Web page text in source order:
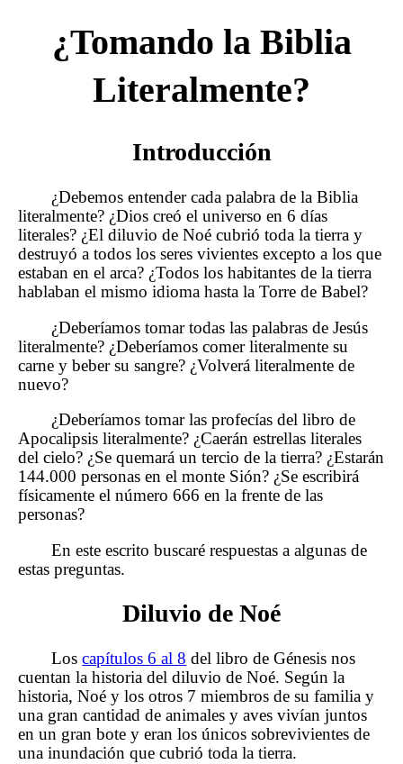
¿Tomando la Biblia
Literalmente?
Introducción
¿Debemos entender cada palabra de la Biblia
literalmente? ¿Dios creó el universo en 6 días
literales? ¿El diluvio de Noé cubrió toda la tierra y
destruyó a todos los seres vivientes excepto a los que
estaban en el arca? ¿Todos los habitantes de la tierra
hablaban el mismo idioma hasta la Torre de Babel?
¿Deberíamos tomar todas las palabras de Jesús
literalmente? ¿Deberíamos comer literalmente su
carne y beber su sangre? ¿Volverá literalmente de
nuevo?
¿Deberíamos tomar las profecías del libro de
Apocalipsis literalmente? ¿Caerán estrellas literales
del cielo? ¿Se quemará un tercio de la tierra? ¿Estarán
144.000 personas en el monte Sión? ¿Se escribirá
físicamente el número 666 en la frente de las
personas?
En este escrito buscaré respuestas a algunas de
estas preguntas.
Diluvio de Noé
Loscapítulos 6 al 8 del libro de Génesis nos
cuentan la historia del diluvio de Noé. Según la
historia, Noé y los otros 7 miembros de su familia y
una gran cantidad de animales y aves vivían juntos
en un gran bote y eran los únicos sobrevivientes de
una inundación que cubrió toda la tierra.